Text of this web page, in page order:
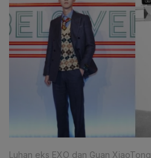
Luhan eks EXO dan Guan XiaoTong